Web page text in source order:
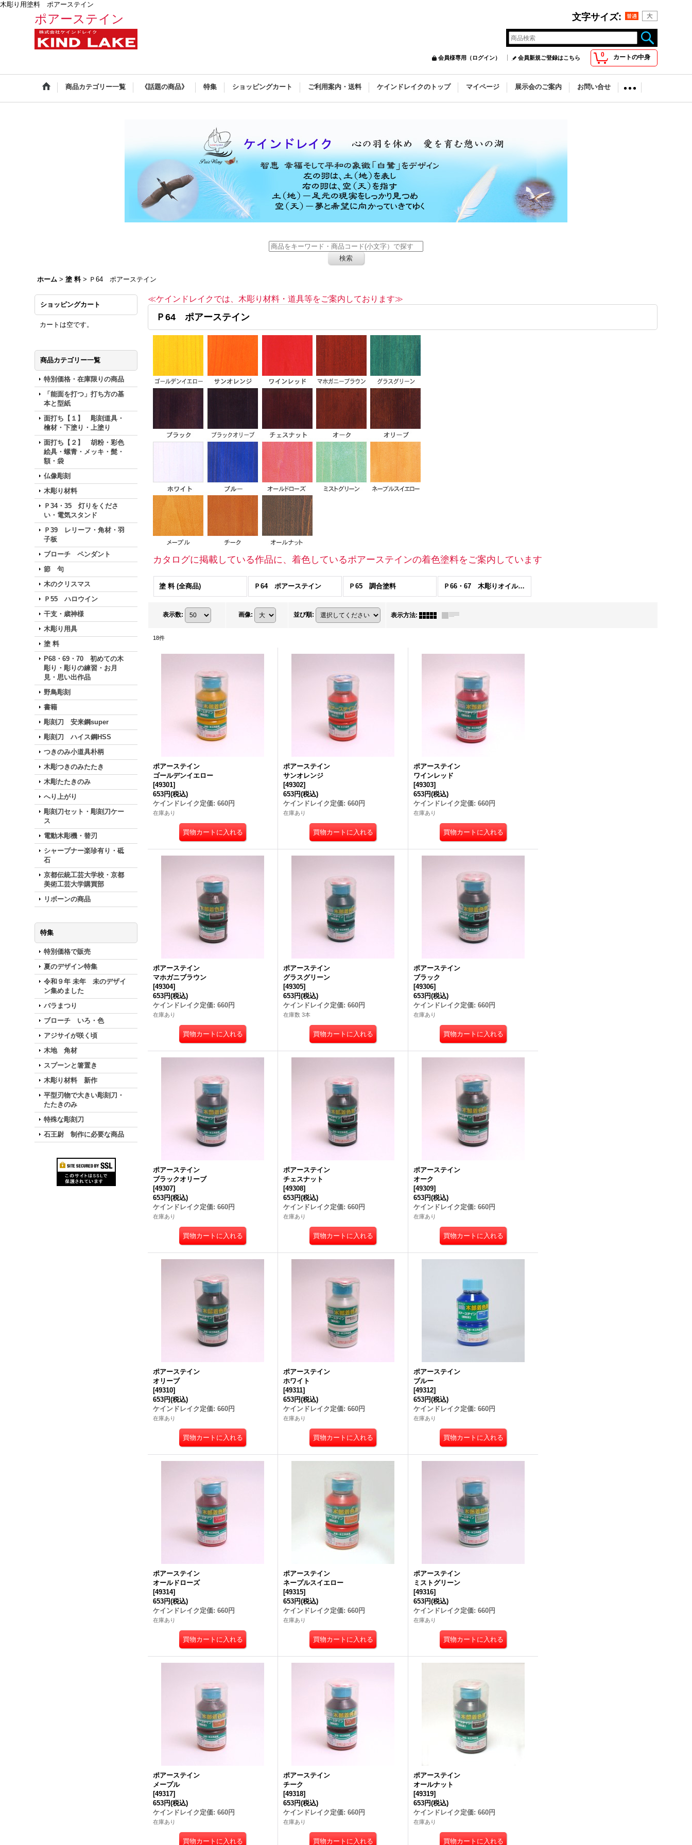
木彫り用塗料 ポアーステイン
ポアーステイン 文字サイズ:
0 カートの中身
会員様専用（ログイン） 会員新規ご登録はこちら
商品カテゴリー一覧 《話題の商品》 特集 ショッピングカート ご利用案内・送料 ケインドレイクのトップ マイページ 展示会のご案内 お問い合せ
ホーム > 塗 料 > Ｐ64 ポアーステイン
ショッピングカート
カートは空です。
商品カテゴリー一覧
特別価格・在庫限りの商品
「能面を打つ」打ち方の基
本と型紙
面打ち【１】 彫刻道具・
檜材・下塗り・上塗り
面打ち【２】 胡粉・彩色
絵具・螺青・メッキ・髭・
額・袋
仏像彫刻
木彫り材料
Ｐ34・35 灯りをくださ
い・電気スタンド
Ｐ39 レリーフ・角材・羽
子板
ブローチ ペンダント
節 句
木のクリスマス
Ｐ55 ハロウイン
干支・歳神様
木彫り用具
塗 料
P68・69・70 初めての木
彫り・彫りの練習・お月
見・思い出作品
野鳥彫刻
書籍
彫刻刀 安来鋼super
彫刻刀 ハイス鋼HSS
つきのみ小道具朴柄
木彫つきのみたたき
木彫たたきのみ
へり上がり
彫刻刀セット・彫刻刀ケー
ス
電動木彫機・替刃
シャープナー楽珍有り・砥
石
京都伝統工芸大学校・京都
美術工芸大学購買部
リボーンの商品
特集
特別価格で販売
夏のデザイン特集
令和９年 未年 未のデザイ
ン集めました
バラまつり
ブローチ いろ・色
アジサイが咲く頃
木地 角材
スプーンと箸置き
木彫り材料 新作
平型刃物で大きい彫刻刀・
たたきのみ
特殊な彫刻刀
石王尉 制作に必要な商品
≪ケインドレイクでは、木彫り材料・道具等をご案内しております≫
Ｐ64 ポアーステイン
カタログに掲載している作品に、着色しているポアーステインの着色塗料をご案内しています
塗 料 (全商品) Ｐ64 ポアーステイン Ｐ65 調合塗料 Ｐ66・67 木彫りオイル・木彫りワックス・工芸うるし・顔彩・うすめ液等
表示数: 画像: 並び順: 表示方法:
18件
ポアーステイン
ゴールデンイエロー
[49301]
653円(税込)
ケインドレイク定価: 660円
在庫あり
ポアーステイン
サンオレンジ
[49302]
653円(税込)
ケインドレイク定価: 660円
在庫あり
ポアーステイン
ワインレッド
[49303]
653円(税込)
ケインドレイク定価: 660円
在庫あり
ポアーステイン
マホガニブラウン
[49304]
653円(税込)
ケインドレイク定価: 660円
在庫あり
ポアーステイン
グラスグリーン
[49305]
653円(税込)
ケインドレイク定価: 660円
在庫数 3本
ポアーステイン
ブラック
[49306]
653円(税込)
ケインドレイク定価: 660円
在庫あり
ポアーステイン
ブラックオリーブ
[49307]
653円(税込)
ケインドレイク定価: 660円
在庫あり
ポアーステイン
チェスナット
[49308]
653円(税込)
ケインドレイク定価: 660円
在庫あり
ポアーステイン
オーク
[49309]
653円(税込)
ケインドレイク定価: 660円
在庫あり
ポアーステイン
オリーブ
[49310]
653円(税込)
ケインドレイク定価: 660円
在庫あり
ポアーステイン
ホワイト
[49311]
653円(税込)
ケインドレイク定価: 660円
在庫あり
ポアーステイン
ブルー
[49312]
653円(税込)
ケインドレイク定価: 660円
在庫あり
ポアーステイン
オールドローズ
[49314]
653円(税込)
ケインドレイク定価: 660円
在庫あり
ポアーステイン
ネープルスイエロー
[49315]
653円(税込)
ケインドレイク定価: 660円
在庫あり
ポアーステイン
ミストグリーン
[49316]
653円(税込)
ケインドレイク定価: 660円
在庫あり
ポアーステイン
メープル
[49317]
653円(税込)
ケインドレイク定価: 660円
在庫あり
ポアーステイン
チーク
[49318]
653円(税込)
ケインドレイク定価: 660円
在庫あり
ポアーステイン
オールナット
[49319]
653円(税込)
ケインドレイク定価: 660円
在庫あり